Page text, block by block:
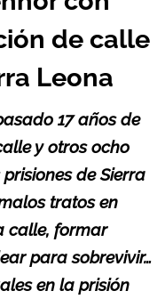
de calle
Leona
17 años de
y otros ocho
de Sierra
tratos en
calle, formar
para sobrevivir…
en la prisión